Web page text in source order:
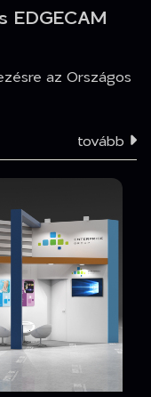
EDGECAM
az Országos
tovább